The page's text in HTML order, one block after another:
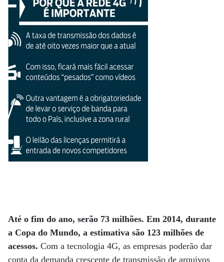
Até o fim do ano, serão 73 milhões. Em 2014, durante
a Copa do Mundo, a estimativa são 123 milhões de
acessos. Com a tecnologia 4G, as empresas poderão dar
conta da demanda crescente de transmissão de arquivos